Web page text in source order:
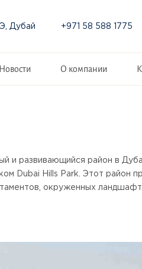
Дубай +971 58 588 1775
Новости О компании
и развивающийся район в
Dubai Hills Park. Этот район
окруженных